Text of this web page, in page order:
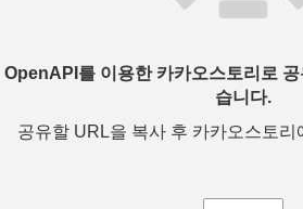
OpenAPI를 이용한 카카오스토리로
습니다.
공유할 URL을 복사 후 카카오스토리